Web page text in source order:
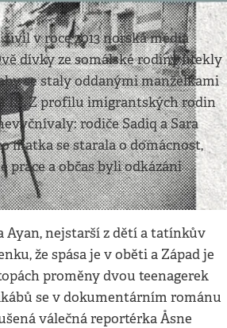
v roce 2013 norská média
dívky ze somálské rodiny utekly
se staly oddanými manželkami
IS. Z profilu imigrantských rodin
rodiče Sadiq a Sara
matka se starala o domácnost,
práce a občas byli odkázáni
Ayan, nejstarší z dětí a tatínkův
že spása je v oběti a Západ je
proměny dvou teenagerek
se v dokumentárním románu
válečná reportérka Åsne